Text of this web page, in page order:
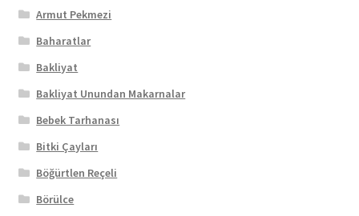
Armut Pekmezi
Baharatlar
Bakliyat
Bakliyat Unundan Makarnalar
Bebek Tarhanası
Bitki Çayları
Böğürtlen Reçeli
Börülce